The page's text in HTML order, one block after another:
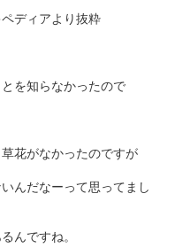
り抜粋
を知らなかったので
花がなかったのですが
んだなーって思ってまし
んですね。